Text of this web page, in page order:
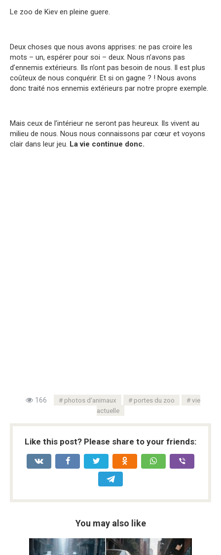
Le zoo de Kiev en pleine guere.
Deux choses que nous avons apprises: ne pas croire les
mots – un, espérer pour soi – deux. Nous n’avons pas
d’ennemis extérieurs. Ils n’ont pas besoin de nous. Il est plus
coûteux de nous conquérir. Et si on gagne ? ! Nous avons
donc traité nos ennemis extérieurs par notre propre exemple.
Mais ceux de l’intérieur ne seront pas heureux. Ils vivent au
milieu de nous. Nous nous connaissons par cœur et voyons
clair dans leur jeu. La vie continue donc.
166 photos d'animaux portes du zoo
vie
actuelle
Like this post? Please share to your friends:
You may also like